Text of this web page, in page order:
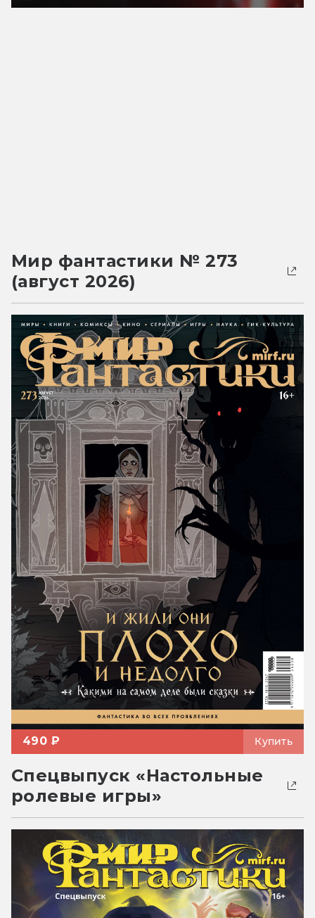
Мир фантастики № 273
(август 2026)
490 ₽ Купить
Спецвыпуск «Настольные
ролевые игры»